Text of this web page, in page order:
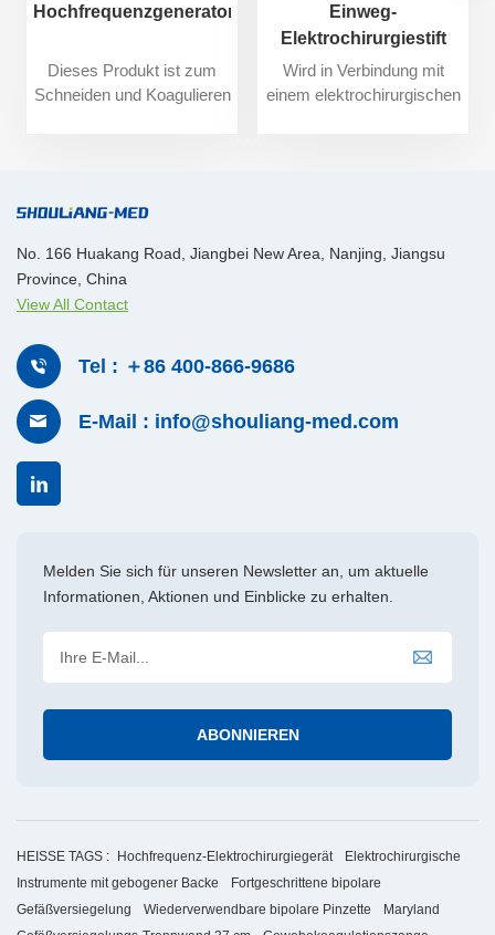
Hochfrequenzgenerator
Dieses Produkt ist zum
Schneiden und Koagulieren
elektrochirurgischen
zusammen.
Einweg-
Elektrochirurgiestift
Wird in Verbindung mit
einem elektrochirurgischen
No. 166 Huakang Road, Jiangbei New Area, Nanjing, Jiangsu
Province, China
View All Contact
Tel : ＋86 400-866-9686
E-Mail : info@shouliang-med.com
Melden Sie sich für unseren Newsletter an, um aktuelle
Informationen, Aktionen und Einblicke zu erhalten.
HEISSE TAGS : Hochfrequenz-Elektrochirurgiegerät
Elektrochirurgische
Instrumente mit gebogener Backe
Fortgeschrittene bipolare
Gefäßversiegelung
Wiederverwendbare bipolare Pinzette
Maryland